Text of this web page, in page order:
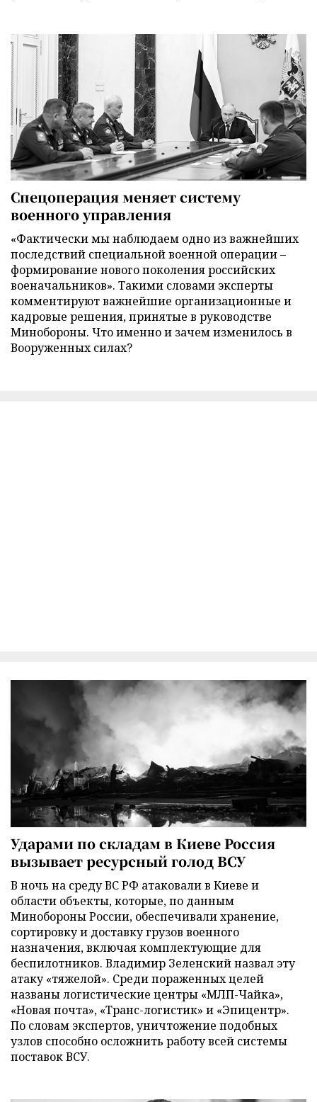
Спецоперация меняет систему
военного управления
«Фактически мы наблюдаем одно из важнейших
последствий специальной военной операции –
формирование нового поколения российских
военачальников». Такими словами эксперты
комментируют важнейшие организационные и
кадровые решения, принятые в руководстве
Минобороны. Что именно и зачем изменилось в
Вооруженных силах?
Ударами по складам в Киеве Россия
вызывает ресурсный голод ВСУ
В ночь на среду ВС РФ атаковали в Киеве и
области объекты, которые, по данным
Минобороны России, обеспечивали хранение,
сортировку и доставку грузов военного
назначения, включая комплектующие для
беспилотников. Владимир Зеленский назвал эту
атаку «тяжелой». Среди пораженных целей
названы логистические центры «МЛП-Чайка»,
«Новая почта», «Транс-логистик» и «Эпицентр».
По словам экспертов, уничтожение подобных
узлов способно осложнить работу всей системы
поставок ВСУ.